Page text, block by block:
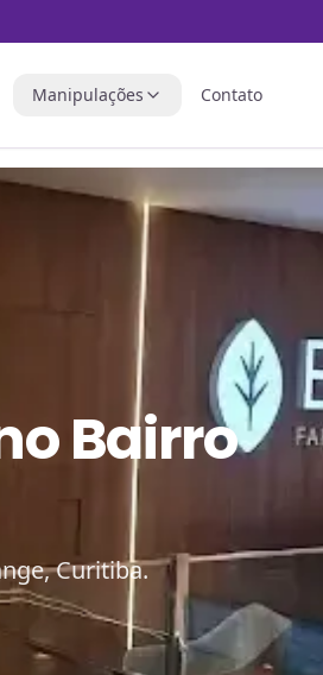
Manipulações Contato
Bairro
Curitiba.